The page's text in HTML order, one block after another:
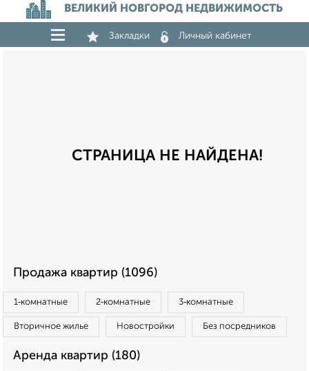
ВЕЛИКИЙ НОВГОРОД НЕДВИЖИМОСТЬ
Закладки Личный кабинет
СТРАНИЦА НЕ НАЙДЕНА!
Продажа квартир (1096)
1‑комнатные 2‑комнатные 3‑комнатные
Вторичное жилье Новостройки Без посредников
Аренда квартир (180)